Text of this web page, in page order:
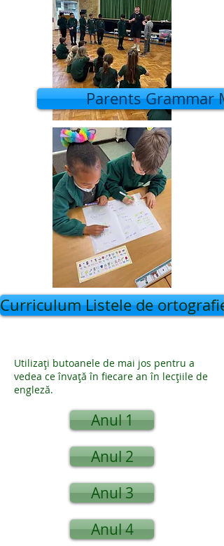
Parents Grammar
Curriculum Listele de
Utilizați butoanele de mai jos pentru a
vedea ce învață în fiecare an în lecțiile de
engleză.
Anul 1
Anul 2
Anul 3
Anul 4